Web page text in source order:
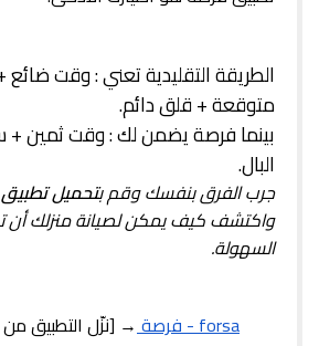
الطريقة التقليدية تعني : وقت ضائع
متوقعة + قلق دائم.
بينما فرصة يضمن لك : وقت ثمين +
البال.
جرب الفرق بنفسك وقم بتحميل
واكتشف كيف يمكن لصيانة منزلك أن
السهولة.
forsa - فرصة
→ [نزّل التطبيق من Google Play]